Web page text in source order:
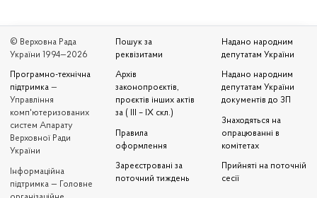
© Верховна Рада
України 1994—2026
Програмно-технічна
підтримка —
Управління
комп'ютеризованих
систем Апарату
Верховної Ради
України
Iнформаційна
підтримка — Головне
Пошук за
реквізитами
Архів
законопроєктів,
проєктів інших актів
за ( III – IX скл.)
Правила
оформлення
Зареєстровані за
поточний тиждень
Надано народним
депутатам України
Надано народним
депутатам України
документів до ЗП
Знаходяться на
опрацюванні в
комітетах
Прийняті на поточній
сесії